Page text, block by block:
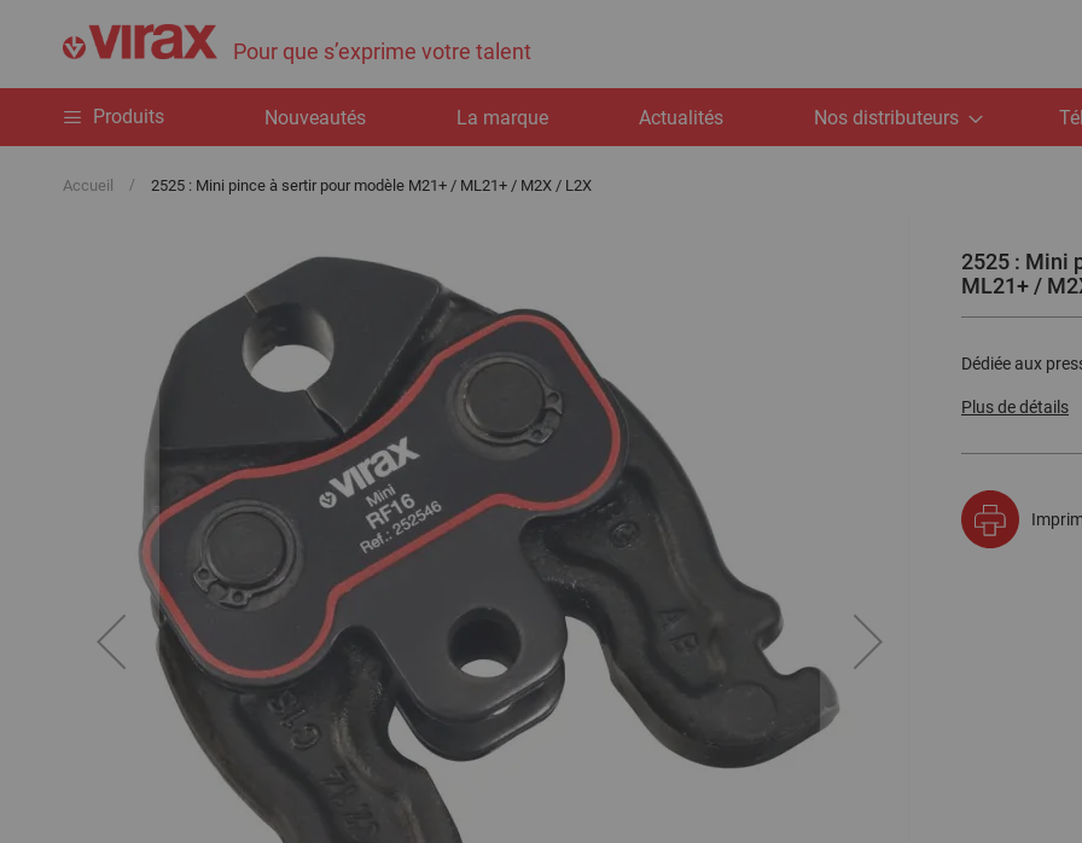
Pour que s’exprime votre talent
Produits Nouveautés La marque Actualités Nos distributeurs
Accueil 2525 : Mini pince à sertir pour modèle M21+ / ML21+ / M2X / L2X
2525 : Mini
ML21+ /
Dédiée aux
Plus de détails